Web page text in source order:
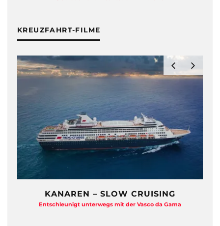
KREUZFAHRT-FILME
KANAREN – SLOW CRUISING
Entschleunigt unterwegs mit der Vasco da Gama